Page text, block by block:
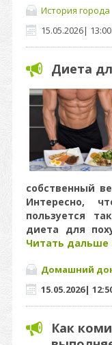
История города
15.05.2026| 13:00
Диета
собственный
Интересно,
пользуется
диета для
Читать дальше
Домашний
15.05.2026|
Как